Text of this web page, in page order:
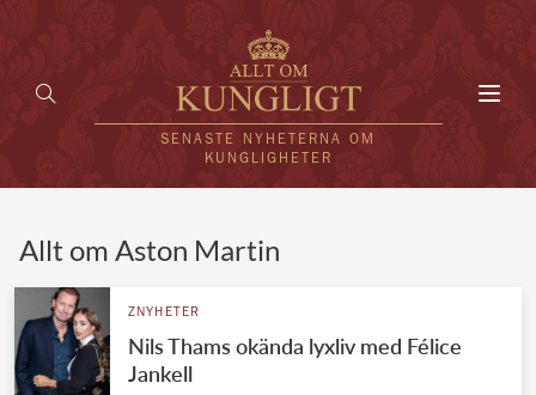
SENASTE NYHETERNA OM
KUNGLIGHETER
UTLÄNDSKT
Allt om Aston Martin
ZNYHETER
Nils Thams okända lyxliv med Félice
Jankell